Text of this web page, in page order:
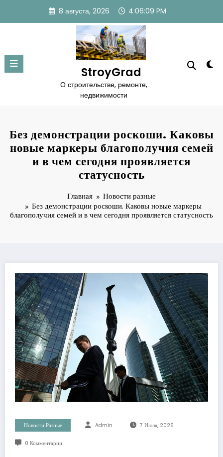
содержимому
8 августа, 2026 4:06:11 PM
StroyGrad
О строительстве, ремонте,
недвижимости
Без демонстрации роскоши. Каковы
новые маркеры благополучия семей
и в чем сегодня проявляется
статусность
Главная
Новости разные
Без демонстрации роскоши. Каковы новые маркеры
благополучия семей и в чем сегодня проявляется статусность
Новости Разные Admin 7 Июля, 2026
0 Комментарии